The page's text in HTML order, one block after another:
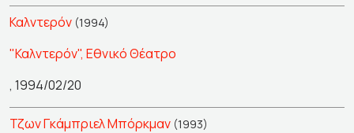
Καλντερόν (1994)
"Καλντερόν", Εθνικό Θέατρο
, 1994/02/20
Τζων Γκάμπριελ Μπόρκμαν (1993)